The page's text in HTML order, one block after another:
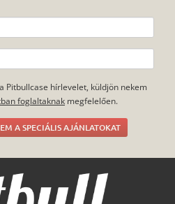
Pitbullcase hírlevelet, küldjön nekem
foglaltaknak megfelelően.
A SPECIÁLIS AJÁNLATOKAT